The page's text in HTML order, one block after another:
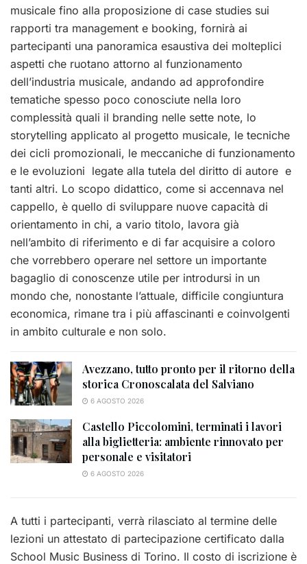
musicale fino alla proposizione di case studies sui
rapporti tra management e booking, fornirà ai
partecipanti una panoramica esaustiva dei molteplici
aspetti che ruotano attorno al funzionamento
dell’industria musicale, andando ad approfondire
tematiche spesso poco conosciute nella loro
complessità quali il branding nelle sette note, lo
storytelling applicato al progetto musicale, le tecniche
dei cicli promozionali, le meccaniche di funzionamento
e le evoluzioni legate alla tutela del diritto di autore e
tanti altri. Lo scopo didattico, come si accennava nel
cappello, è quello di sviluppare nuove capacità di
orientamento in chi, a vario titolo, lavora già
nell’ambito di riferimento e di far acquisire a coloro
che vorrebbero operare nel settore un importante
bagaglio di conoscenze utile per introdursi in un
mondo che, nonostante l’attuale, difficile congiuntura
economica, rimane tra i più affascinanti e coinvolgenti
in ambito culturale e non solo.
Avezzano, tutto pronto per il ritorno della
storica Cronoscalata del Salviano
6 AGOSTO 2026
Castello Piccolomini, terminati i lavori
alla biglietteria: ambiente rinnovato per
personale e visitatori
6 AGOSTO 2026
A tutti i partecipanti, verrà rilasciato al termine delle
lezioni un attestato di partecipazione certificato dalla
School Music Business di Torino. Il costo di iscrizione è